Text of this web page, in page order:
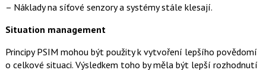
– Náklady na síťové senzory a systémy stále klesají.
Situation management
Principy PSIM mohou být použity k vytvoření lepšího povědomí
o celkové situaci. Výsledkem toho by měla být lepší rozhodnutí